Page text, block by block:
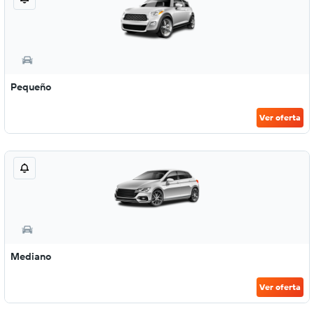
Pequeño
Ver oferta
Mediano
Ver oferta